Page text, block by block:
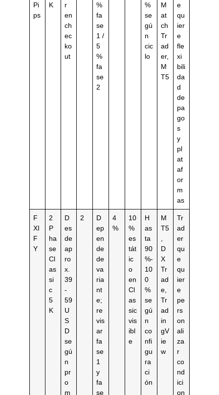
Pi
ps
K
r
en
ch
ec
ko
ut
%
fa
se
1 /
5
%
fa
se
2
%
se
gú
n
cic
lo
M
at
ch
Tr
ad
er,
M
T5
e
qu
ier
e
fle
xi
bili
da
d
de
pa
go
s
y
pl
at
af
or
m
as
F
XI
F
Y
2
P
ha
se
Cl
as
si
c
5
K
D
es
de
ap
ro
x.
39
-
59
U
S
D
se
gú
n
pr
o
m
2
D
ep
en
de
de
va
ria
nt
e;
re
vis
ar
fa
se
1
y
fa
se
4
%
10
%
es
tát
ic
o
en
Cl
as
sic
vis
ibl
e
H
as
ta
90
%-
10
0
%
se
gú
n
co
nfi
gu
ra
ci
ón
M
T5
D
X
Tr
ad
e,
Tr
ad
in
gV
ie
w
Tr
ad
er
qu
e
qu
ier
e
pe
rs
on
ali
za
r
co
nd
ici
on